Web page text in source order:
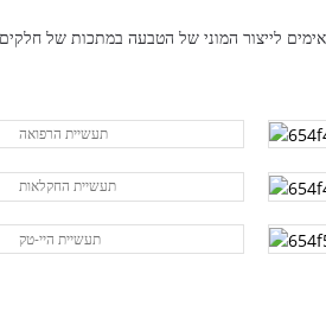
תעשיית הרפואה
תעשיית החקלאות
תעשיית היי-טק